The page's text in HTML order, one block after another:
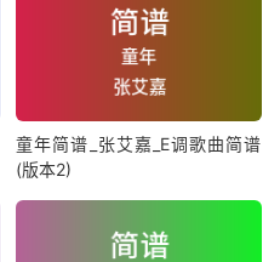
童年简谱_张艾嘉_E调歌曲简谱
(版本2)